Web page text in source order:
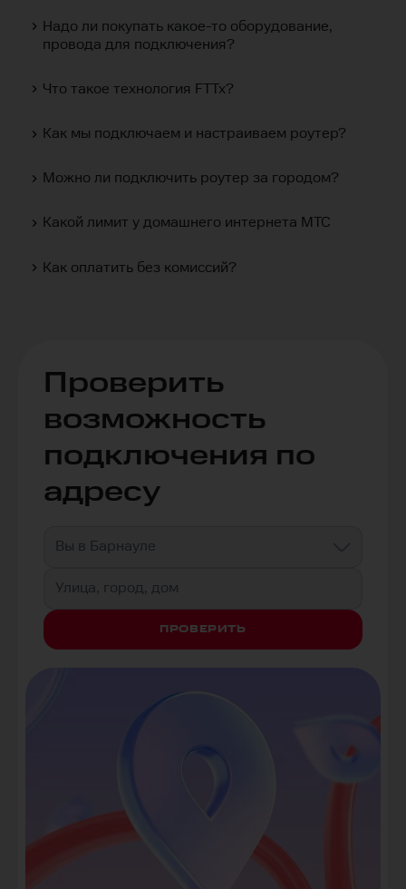
Надо ли покупать какое-то оборудование,
провода для подключения?
Что такое технология FTTx?
Как мы подключаем и настраиваем роутер?
Можно ли подключить роутер за городом?
Какой лимит у домашнего интернета МТС
Как оплатить без комиссий?
Проверить
возможность
подключения по
адресу
Вы в Барнауле
Улица, город, дом
ПРОВЕРИТЬ